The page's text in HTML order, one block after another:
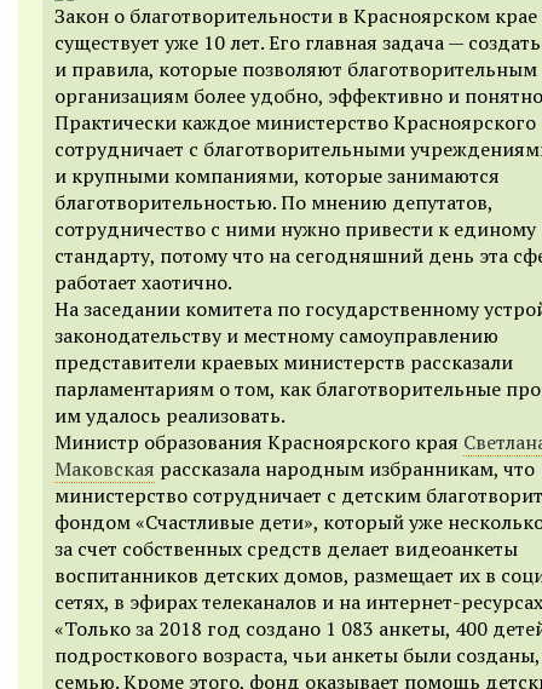
Закон о благотворительности в Красноярском крае
существует уже 10 лет. Его главная задача —
и правила, которые позволяют благотворительным
организациям более удобно, эффективно и
Практически каждое министерство Красноярского
сотрудничает с благотворительными
и крупными компаниями, которые занимаются
благотворительностью. По мнению депутатов,
сотрудничество с ними нужно привести к единому
стандарту, потому что на сегодняшний день эта
работает хаотично.
На заседании комитета по государственному
законодательству и местному самоуправлению
представители краевых министерств рассказали
парламентариям о том, как благотворительные
им удалось реализовать.
Министр образования Красноярского края
Маковская рассказала народным избранникам, что
министерство сотрудничает с детским
фондом «Счастливые дети», который уже
за счет собственных средств делает видеоанкеты
воспитанников детских домов, размещает их в
сетях, в эфирах телеканалов и на интернет-
«Только за 2018 год создано 1 083 анкеты, 400
подросткового возраста, чьи анкеты были
семью. Кроме этого, фонд оказывает помощь